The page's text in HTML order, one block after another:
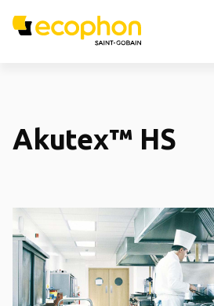
Akutex™ HS